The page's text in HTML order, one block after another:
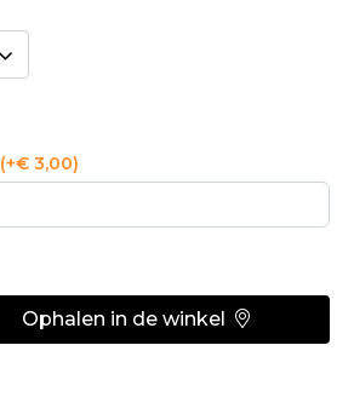
(+€ 3,00)
Ophalen in de winkel